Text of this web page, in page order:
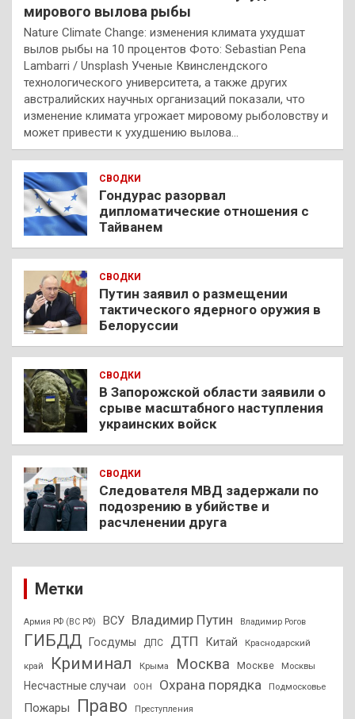
мирового вылова рыбы
Nature Climate Change: изменения климата ухудшат
вылов рыбы на 10 процентов Фото: Sebastian Pena
Lambarri / Unsplash Ученые Квинслендского
технологического университета, а также других
австралийских научных организаций показали, что
изменение климата угрожает мировому рыболовству и
может привести к ухудшению вылова…
СВОДКИ
Гондурас разорвал
дипломатические отношения с
Тайванем
СВОДКИ
Путин заявил о размещении
тактического ядерного оружия в
Белоруссии
СВОДКИ
В Запорожской области заявили о
срыве масштабного наступления
украинских войск
СВОДКИ
Следователя МВД задержали по
подозрению в убийстве и
расчленении друга
Метки
Армия РФ (ВС РФ) ВСУ Владимир Путин Владимир Рогов
ГИБДД Госдумы ДПС ДТП Китай Краснодарский
край Криминал Крыма Москва Москве Москвы
Несчастные случаи ООН Охрана порядка Подмосковье
Пожары Право Преступления